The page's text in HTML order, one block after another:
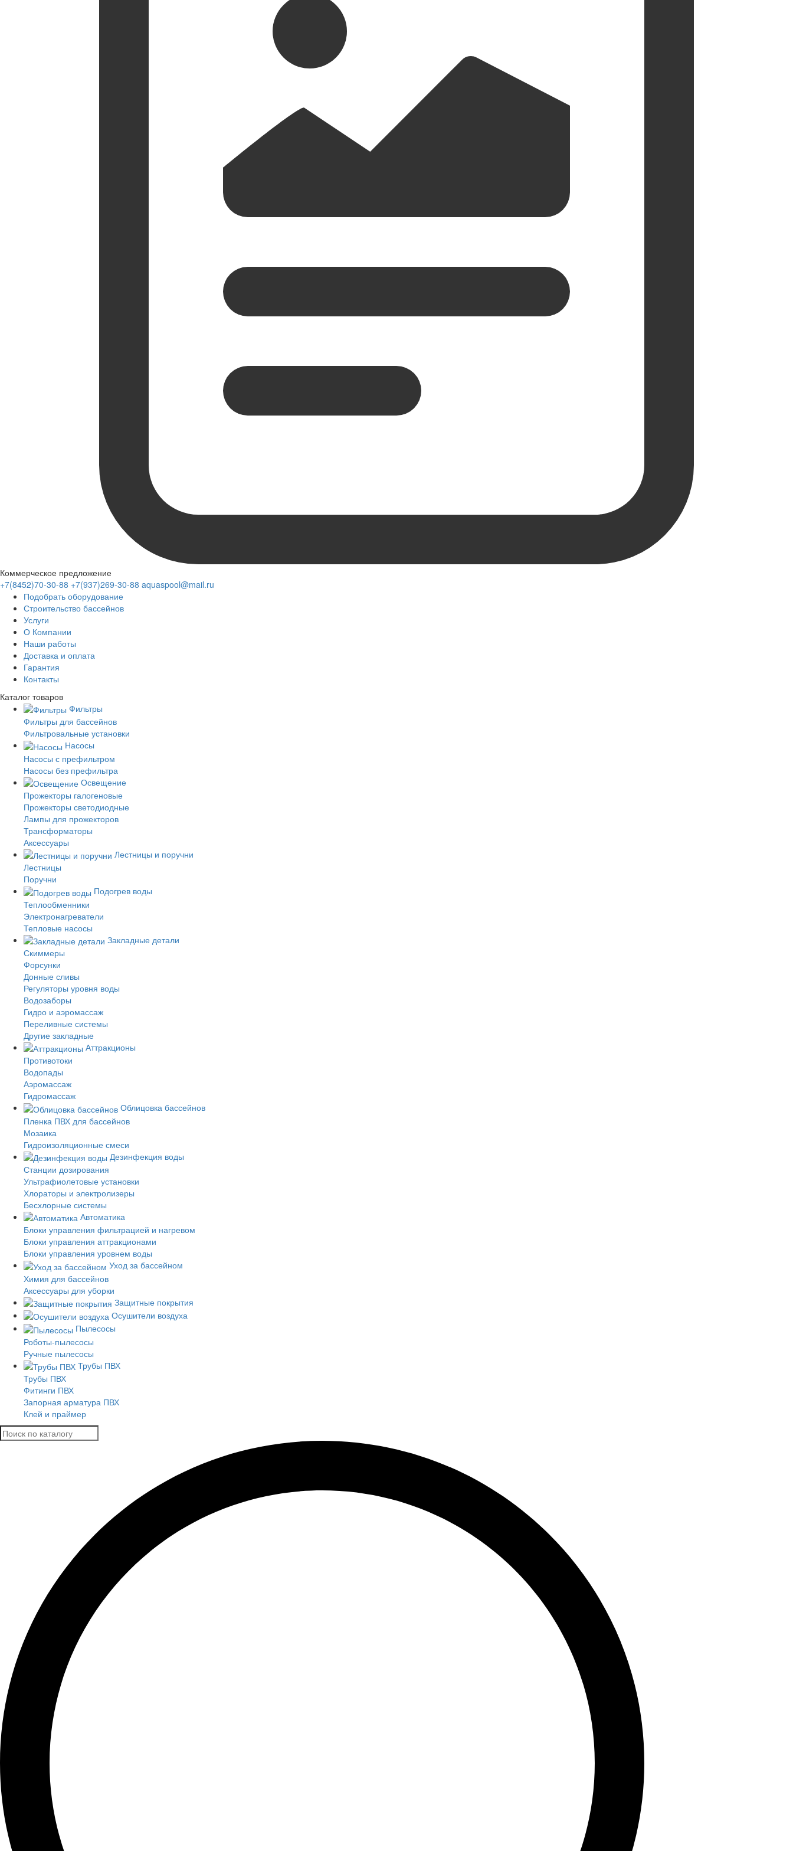
Коммерческое предложение
+7(8452)70-30-88 +7(937)269-30-88 aquaspool@mail.ru
Подобрать оборудование
Строительство бассейнов
Услуги
О Компании
Наши работы
Доставка и оплата
Гарантия
Контакты
Каталог товаров
Фильтры
Фильтры для бассейнов
Фильтровальные установки
Насосы
Насосы с префильтром
Насосы без префильтра
Освещение
Прожекторы галогеновые
Прожекторы светодиодные
Лампы для прожекторов
Трансформаторы
Аксессуары
Лестницы и поручни
Лестницы
Поручни
Подогрев воды
Теплообменники
Электронагреватели
Тепловые насосы
Закладные детали
Скиммеры
Форсунки
Донные сливы
Регуляторы уровня воды
Водозаборы
Гидро и аэромассаж
Переливные системы
Другие закладные
Аттракционы
Противотоки
Водопады
Аэромассаж
Гидромассаж
Облицовка бассейнов
Пленка ПВХ для бассейнов
Мозаика
Гидроизоляционные смеси
Дезинфекция воды
Станции дозирования
Ультрафиолетовые установки
Хлораторы и электролизеры
Бесхлорные системы
Автоматика
Блоки управления фильтрацией и нагревом
Блоки управления аттракционами
Блоки управления уровнем воды
Уход за бассейном
Химия для бассейнов
Аксессуары для уборки
Защитные покрытия
Осушители воздуха
Пылесосы
Роботы-пылесосы
Ручные пылесосы
Трубы ПВХ
Трубы ПВХ
Фитинги ПВХ
Запорная арматура ПВХ
Клей и праймер